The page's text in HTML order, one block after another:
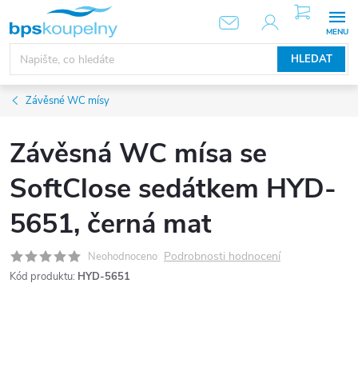
obsah
HLEDAT
NÁKUPNÍ
KOŠÍK
Závěsné WC mísy
Závěsná WC mísa se
SoftClose sedátkem HYD-
5651, černá mat
Neohodnoceno Podrobnosti hodnocení
Kód produktu: HYD-5651